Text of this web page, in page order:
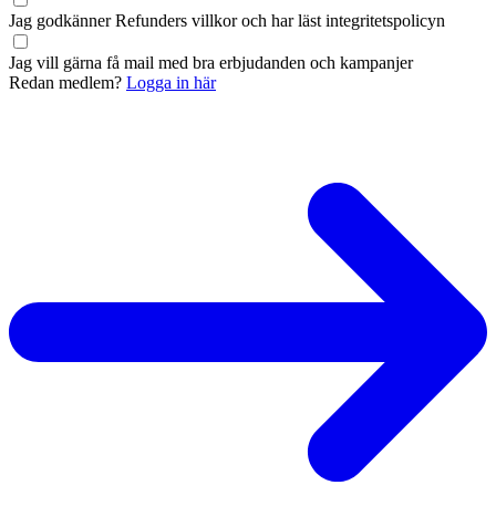
Jag godkänner Refunders villkoroch har läst integritetspolicyn
Jag vill gärna få mail med bra erbjudanden och kampanjer
Redan medlem? Logga in här